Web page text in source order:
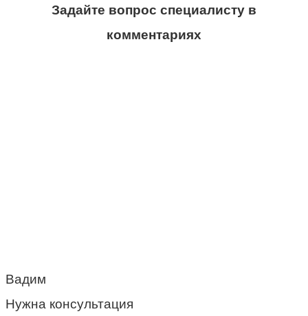
Задайте вопрос специалисту в
комментариях
Вадим
Нужна консультация